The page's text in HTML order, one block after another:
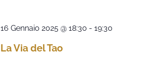
La Via del Tao
16 Gennaio 2025 @ 18:30 - 19:30